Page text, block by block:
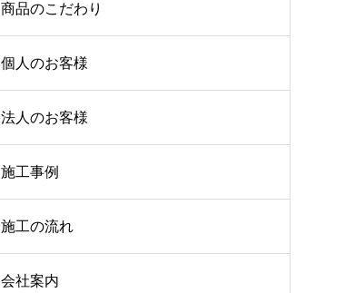
商品のこだわり
個人のお客様
法人のお客様
施工事例
施工の流れ
会社案内